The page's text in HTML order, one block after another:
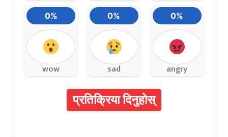
0%
wow
0%
sad
0%
angry
प्रतिक्रिया दिनुहोस्